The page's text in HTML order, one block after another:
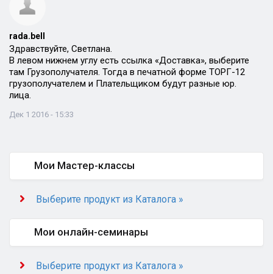
rada.bell
Здравствуйте, Светлана.
В левом нижнем углу есть ссылка «Доставка», выберите
там Грузополучателя. Тогда в печатной форме ТОРГ-12
грузополучателем и Плательщиком будут разные юр.
лица.
Дек 1 2016 - 15:33
Мои Мастер-классы
Выберите продукт из Каталога »
Мои онлайн-семинары
Выберите продукт из Каталога »